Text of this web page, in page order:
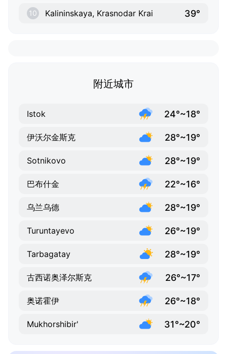
10 Kalininskaya, Krasnodar Krai 39°
附近城市
Istok 24°~18°
伊沃尔金斯克 28°~19°
Sotnikovo 28°~19°
巴布什金 22°~16°
乌兰乌德 28°~19°
Turuntayevo 26°~19°
Tarbagatay 28°~19°
古西诺奥泽尔斯克 26°~17°
奥诺霍伊 26°~18°
Mukhorshibir' 31°~20°